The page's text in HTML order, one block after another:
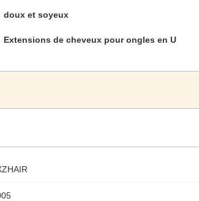
doux et soyeux
Extensions de cheveux pour ongles en U